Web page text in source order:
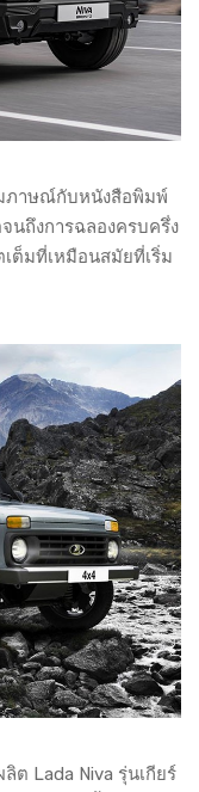
มภาษณ์กับหนังสือพิมพ์
นถึงการฉลองครบครึ่ง
ต็มที่เหมือนสมัยที่เริ่ม
ต Lada Niva รุ่นเกียร์